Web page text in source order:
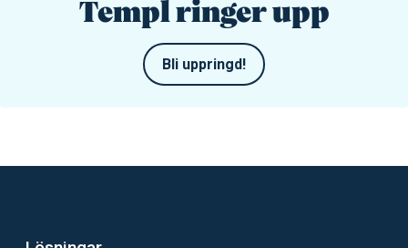
Templ ringer upp
Bli uppringd!